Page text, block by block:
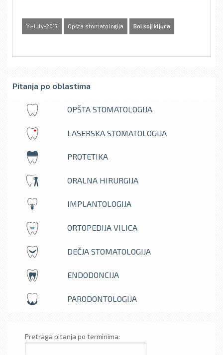
14-July-2017 Opšta stomatologija Bol koji kljuca
Pitanja po oblastima
OPŠTA STOMATOLOGIJA
LASERSKA STOMATOLOGIJA
PROTETIKA
ORALNA HIRURGIJA
IMPLANTOLOGIJA
ORTOPEDIJA VILICA
DEČJA STOMATOLOGIJA
ENDODONCIJA
PARODONTOLOGIJA
Pretraga pitanja po terminima: